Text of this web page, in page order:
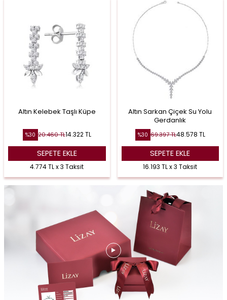
Altın Kelebek Taşlı Küpe
%30 20.460TL14.322TL
SEPETE EKLE
4.774 TL x 3 Taksit
Altın Sarkan Çiçek Su Yolu
Gerdanlık
%30 69.397TL48.578 TL
SEPETE EKLE
16.193 TL x 3 Taksit